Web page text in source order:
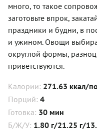
много, то такое
заготовьте впрок,
праздники и будни, в
и ужином. Овощи
округлой формы,
приветствуются.
Калории: 271.63 ккал/
Порций: 4
Готовка: 30 мин
Б/Ж/У: 1.80 г/21.25 г/